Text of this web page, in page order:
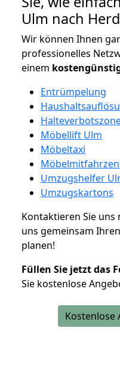
Ulm nach
Wir können Ihnen
professionelles
einem
Entrümpelung
Möbellift Ulm
Möbeltaxi
Umzugshelfer
Umzugskartons
Kontaktieren Sie uns
uns gemeinsam
planen!
Füllen Sie jetzt das
Sie kostenlose
Kostenlose